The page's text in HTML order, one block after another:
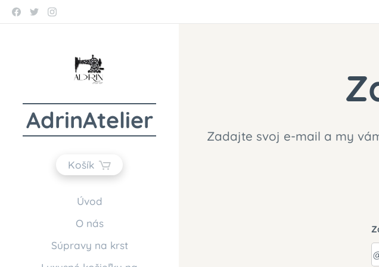
AdrinAtelier
Košík
Úvod
O nás
Súpravy na krst
Zadajte svoj e-mail a my